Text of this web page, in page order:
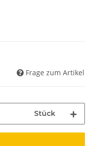
Frage zum Artikel
Stück